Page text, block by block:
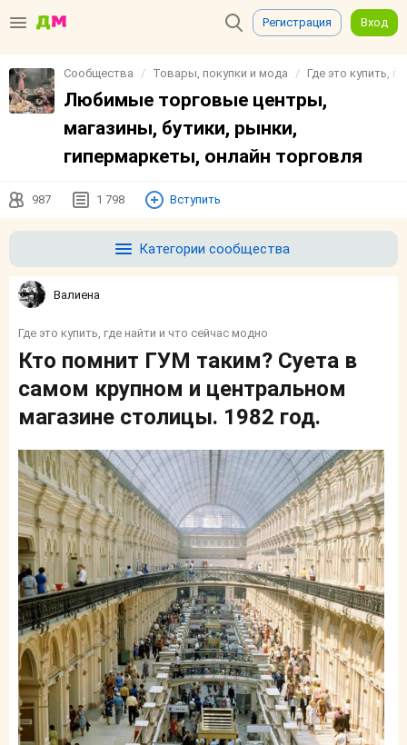
Регистрация Вход
Сообщества Товары, покупки и мода Где это купить,
Любимые торговые центры,
магазины, бутики, рынки,
гипермаркеты, онлайн торговля
987 1 798 Вступить
Категории сообщества
Валиенa
Где это купить, где найти и что сейчас модно
Кто помнит ГУМ таким? Суета в
самом крупном и центральном
магазине столицы. 1982 год.